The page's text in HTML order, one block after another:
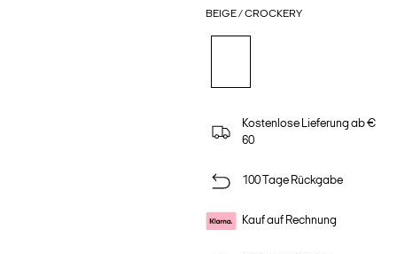
BEIGE / CROCKERY
Kostenlose Lieferung ab €
60
100 Tage Rückgabe
Kauf auf Rechnung